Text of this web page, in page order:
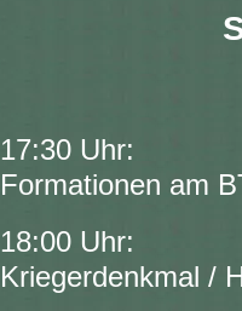
17:30 Uhr:
Formationen am
18:00 Uhr:
Kriegerdenkmal /